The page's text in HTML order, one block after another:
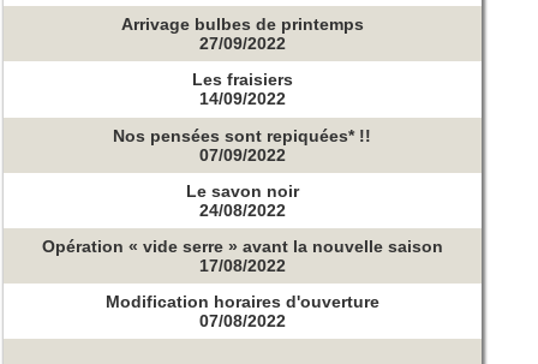
Arrivage bulbes de printemps
27/09/2022
Les fraisiers
14/09/2022
Nos pensées sont repiquées* !!
07/09/2022
Le savon noir
24/08/2022
Opération « vide serre » avant la nouvelle saison
17/08/2022
Modification horaires d'ouverture
07/08/2022